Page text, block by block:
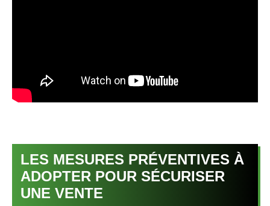
LES MESURES PRÉVENTIVES À
ADOPTER POUR SÉCURISER
UNE VENTE